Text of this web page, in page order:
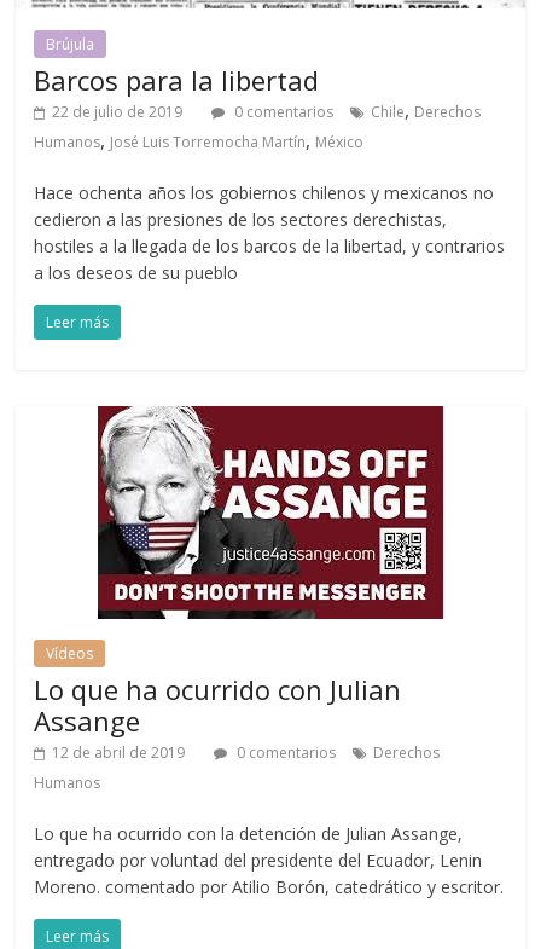
Brújula
Barcos para la libertad
22 de julio de 2019 0 comentarios Chile, Derechos
Humanos, José Luis Torremocha Martín, México
Hace ochenta años los gobiernos chilenos y mexicanos no
cedieron a las presiones de los sectores derechistas,
hostiles a la llegada de los barcos de la libertad, y contrarios
a los deseos de su pueblo
Leer más
Vídeos
Lo que ha ocurrido con Julian
Assange
12 de abril de 2019 0 comentarios
Derechos
Humanos
Lo que ha ocurrido con la detención de Julian Assange,
entregado por voluntad del presidente del Ecuador, Lenin
Moreno. comentado por Atilio Borón, catedrático y escritor.
Leer más